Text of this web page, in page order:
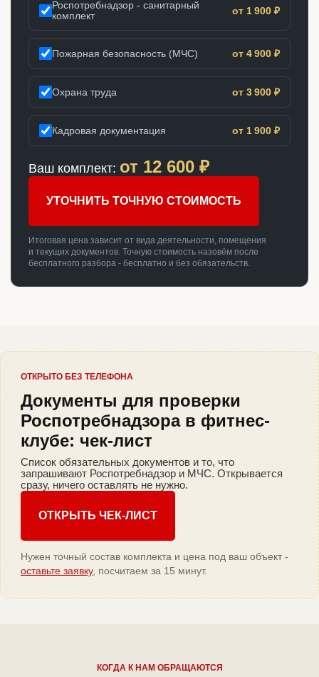
Роспотребнадзор - санитарный
комплект
от 1 900 ₽
Пожарная безопасность (МЧС) от 4 900 ₽
Охрана труда от 3 900 ₽
Кадровая документация от 1 900 ₽
Ваш комплект: от 12 600 ₽
УТОЧНИТЬ ТОЧНУЮ СТОИМОСТЬ
Итоговая цена зависит от вида деятельности, помещения
и текущих документов. Точную стоимость назовём после
бесплатного разбора - бесплатно и без обязательств.
ОТКРЫТО БЕЗ ТЕЛЕФОНА
Документы для проверки
Роспотребнадзора в фитнес-
клубе: чек-лист
Список обязательных документов и то, что
запрашивают Роспотребнадзор и МЧС. Открывается
сразу, ничего оставлять не нужно.
ОТКРЫТЬ ЧЕК-ЛИСТ
Нужен точный состав комплекта и цена под ваш объект -
оставьте заявку, посчитаем за 15 минут.
КОГДА К НАМ ОБРАЩАЮТСЯ